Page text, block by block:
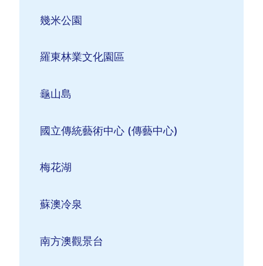
幾米公園
羅東林業文化園區
龜山島
國立傳統藝術中心 (傳藝中心)
梅花湖
蘇澳冷泉
南方澳觀景台